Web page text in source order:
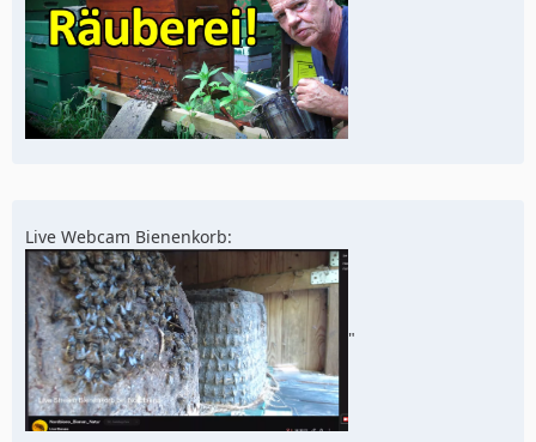
Live Webcam Bienenkorb:
"